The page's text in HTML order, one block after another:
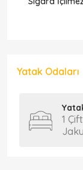
Yatak Odaları
1